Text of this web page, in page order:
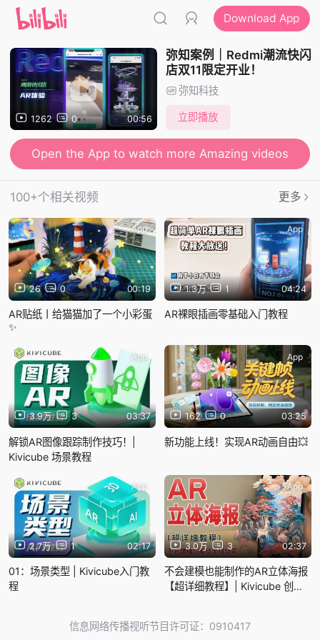
Download App
1262 0 00:56
弥知案例｜Redmi潮流快闪
店双11限定开业！
弥知科技
立即播放
Open the App to watch more Amazing videos
100+个相关视频 更多
26 0 00:19
App
AR贴纸丨给猫猫加了一个小彩蛋
✨
1.3万 1 04:24
App
AR裸眼插画零基础入门教程
3.9万 3 03:37
App
解锁AR图像跟踪制作技巧！|
Kivicube 场景教程
162 0 03:25
App
新功能上线！实现AR动画自由💥
2.7万 1 02:17
App
01：场景类型 | Kivicube入门教
程
3.0万 3 02:37
App
不会建模也能制作的AR立体海报
【超详细教程】| Kivicube 创意
信息网络传播视听节目许可证：0910417